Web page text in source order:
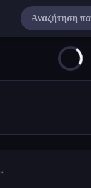
»